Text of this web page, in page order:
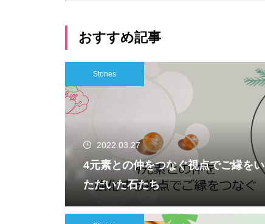
おすすめ記事
Stones
2022.03.27
4元素との仲をつなぐ視点でご縁をい
ただいた石たち